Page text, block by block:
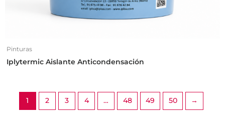
Pinturas
Iplytermic Aislante Anticondensación
1 2 3 4 … 48 49 50 →